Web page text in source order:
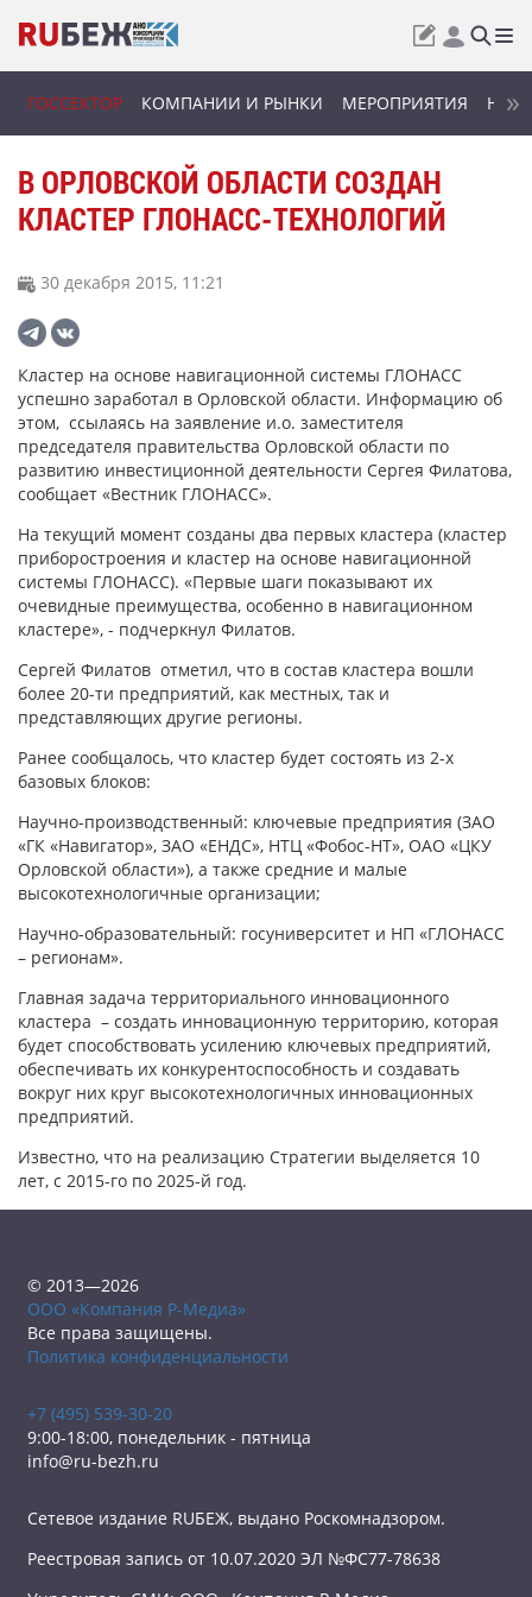
ГОССЕКТОР КОМПАНИИ И РЫНКИ МЕРОПРИЯТИЯ
В ОРЛОВСКОЙ ОБЛАСТИ СОЗДАН
КЛАСТЕР ГЛОНАСС-ТЕХНОЛОГИЙ
30 декабря 2015, 11:21
Кластер на основе навигационной системы ГЛОНАСС
успешно заработал в Орловской области. Информацию об
этом, ссылаясь на заявление и.о. заместителя
председателя правительства Орловской области по
развитию инвестиционной деятельности Сергея Филатова,
сообщает «Вестник ГЛОНАСС».
На текущий момент созданы два первых кластера (кластер
приборостроения и кластер на основе навигационной
системы ГЛОНАСС). «Первые шаги показывают их
очевидные преимущества, особенно в навигационном
кластере», - подчеркнул Филатов.
Сергей Филатов отметил, что в состав кластера вошли
более 20-ти предприятий, как местных, так и
представляющих другие регионы.
Ранее сообщалось, что кластер будет состоять из 2-х
базовых блоков:
Научно-производственный: ключевые предприятия (ЗАО
«ГК «Навигатор», ЗАО «ЕНДС», НТЦ «Фобос-НТ», ОАО «ЦКУ
Орловской области»), а также средние и малые
высокотехнологичные организации;
Научно-образовательный: госуниверситет и НП «ГЛОНАСС
– регионам».
Главная задача территориального инновационного
кластера – создать инновационную территорию, которая
будет способствовать усилению ключевых предприятий,
обеспечивать их конкурентоспособность и создавать
вокруг них круг высокотехнологичных инновационных
предприятий.
Известно, что на реализацию Стратегии выделяется 10
лет, с 2015-го по 2025-й год.
© 2013—2026
ООО «Компания Р-Медиа»
Все права защищены.
Политика конфиденциальности
+7 (495) 539-30-20
9:00-18:00, понедельник - пятница
info@ru-bezh.ru
Сетевое издание RUБЕЖ, выдано Роскомнадзором.
Реестровая запись от 10.07.2020 ЭЛ №ФС77-78638